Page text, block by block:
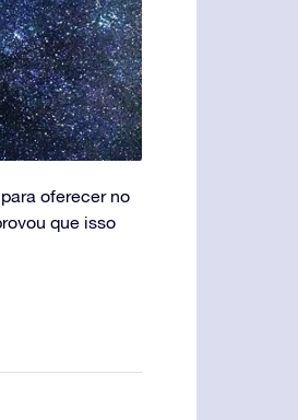
oferecer no
que isso